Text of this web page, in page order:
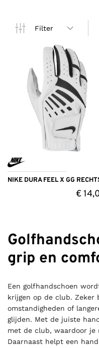
Filter
NIKE DURA FEEL X GG
€
grip en
Een golfhandschoen
krijgen op de club. Zeker
omstandigheden of
glijden. Met de juiste
met de club, waardoor
Daarnaast helpt een